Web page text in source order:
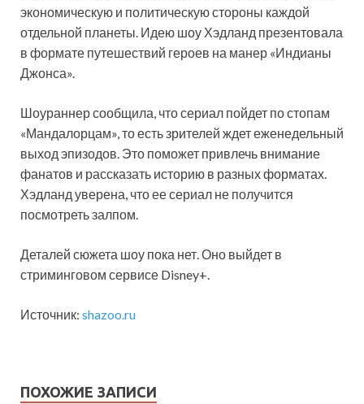
экономическую и политическую стороны каждой
отдельной планеты. Идею шоу Хэдланд презентовала
в формате путешествий героев на манер «Индианы
Джонса».
Шоураннер сообщила, что сериал пойдет по стопам
«Мандалорцам», то есть зрителей ждет еженедельный
выход эпизодов. Это поможет привлечь внимание
фанатов и рассказать историю в разных форматах.
Хэдланд уверена, что ее сериал не получится
посмотреть залпом.
Деталей сюжета шоу пока нет. Оно выйдет в
стриминговом сервисе Disney+.
Источник: shazoo.ru
ПОХОЖИЕ ЗАПИСИ